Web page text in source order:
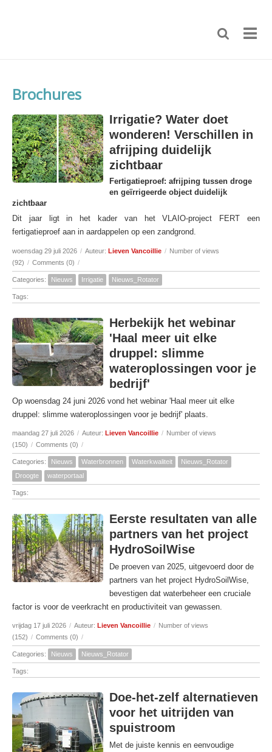
Brochures
Irrigatie? Water doet
wonderen! Verschillen in
afrijping duidelijk
zichtbaar
Fertigatieproef: afrijping tussen droge
en geïrrigeerde object duidelijk
zichtbaar
Dit jaar ligt in het kader van het VLAIO-project FERT een
fertigatieproef aan in aardappelen op een zandgrond.
woensdag 29 juli 2026 / Auteur: Lieven Vancoillie / Number of views
(92) / Comments (0) /
Categories: Nieuws Irrigatie Nieuws_Rotator
Tags:
Herbekijk het webinar
'Haal meer uit elke
druppel: slimme
wateroplossingen voor je
bedrijf'
Op woensdag 24 juni 2026 vond het webinar 'Haal meer uit elke
druppel: slimme wateroplossingen voor je bedrijf' plaats.
maandag 27 juli 2026 / Auteur: Lieven Vancoillie / Number of views
(150) / Comments (0) /
Categories: Nieuws Waterbronnen Waterkwaliteit
Nieuws_Rotator
Droogte
waterportaal
Tags:
Eerste resultaten van alle
partners van het project
HydroSoilWise
De proeven van 2025, uitgevoerd door de
partners van het project HydroSoilWise,
bevestigen dat waterbeheer een cruciale
factor is voor de veerkracht en productiviteit van gewassen.
vrijdag 17 juli 2026 / Auteur: Lieven Vancoillie / Number of views
(152) / Comments (0) /
Categories: Nieuws Nieuws_Rotator
Tags:
Doe-het-zelf alternatieven
voor het uitrijden van
spuistroom
Met de juiste kennis en eenvoudige